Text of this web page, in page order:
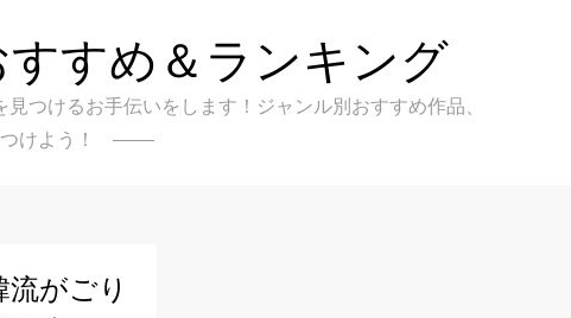
すめ＆ランキング
つけるお手伝いをします！ジャンル別おすすめ作品、
けよう！
流がごり